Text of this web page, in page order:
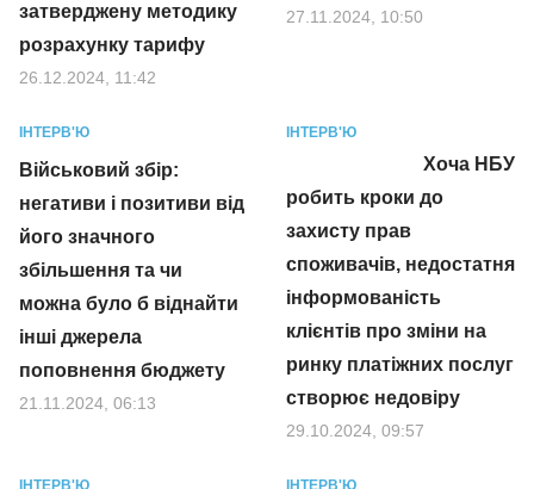
затверджену методику
розрахунку тарифу
26.12.2024, 11:42
27.11.2024, 10:50
ІНТЕРВ'Ю
Військовий збір:
негативи і позитиви від
його значного
збільшення та чи
можна було б віднайти
інші джерела
поповнення бюджету
21.11.2024, 06:13
ІНТЕРВ'Ю
Хоча НБУ
робить кроки до
захисту прав
споживачів, недостатня
інформованість
клієнтів про зміни на
ринку платіжних послуг
створює недовіру
29.10.2024, 09:57
ІНТЕРВ'Ю ІНТЕРВ'Ю